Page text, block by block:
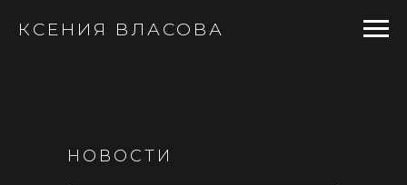
КСЕНИЯ ВЛАСОВА
НОВОСТИ